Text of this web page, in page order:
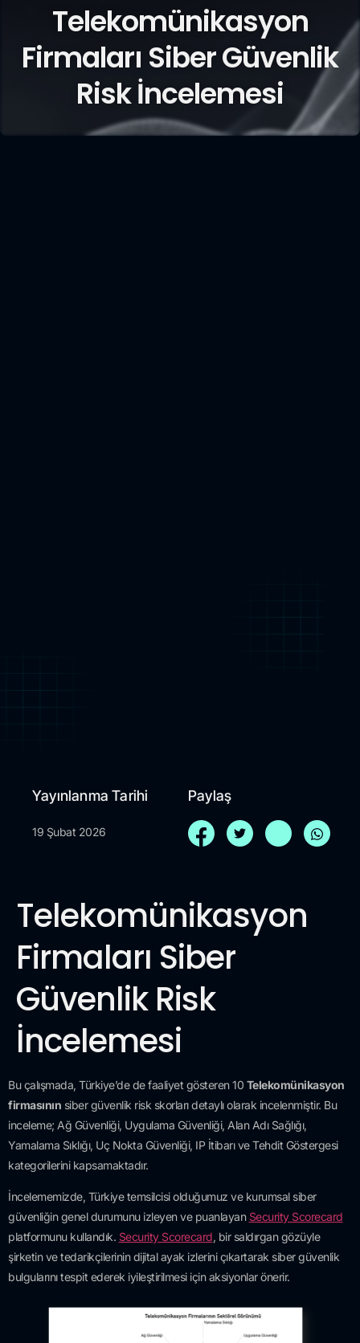
Telekomünikasyon
Firmaları Siber Güvenlik
Risk İncelemesi
Yayınlanma Tarihi
19 Şubat 2026
Paylaş
Telekomünikasyon
Firmaları Siber
Güvenlik Risk
İncelemesi
Bu çalışmada, Türkiye’de de faaliyet gösteren 10 Telekomünikasyon
firmasının siber güvenlik risk skorları detaylı olarak incelenmiştir. Bu
inceleme; Ağ Güvenliği, Uygulama Güvenliği, Alan Adı Sağlığı,
Yamalama Sıklığı, Uç Nokta Güvenliği, IP İtibarı ve Tehdit Göstergesi
kategorilerini kapsamaktadır.
İncelememizde, Türkiye temsilcisi olduğumuz ve kurumsal siber
güvenliğin genel durumunu izleyen ve puanlayan Security Scorecard
platformunu kullandık. Security Scorecard, bir saldırgan gözüyle
şirketin ve tedarikçilerinin dijital ayak izlerini çıkartarak siber güvenlik
bulgularını tespit ederek iyileştirilmesi için aksiyonlar önerir.